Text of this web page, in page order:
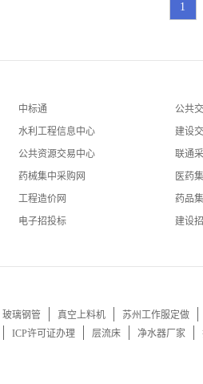
1
中标通 公共
水利工程信息中心 建设
公共资源交易中心 联通
药械集中采购网 医药
工程造价网 药品
电子招投标 建设
玻璃钢管 真空上料机 苏州工作服定做
ICP许可证办理 层流床 净水器厂家